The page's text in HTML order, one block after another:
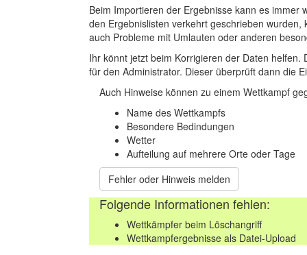
Beim Importieren der Ergebnisse kann es
den Ergebnislisten verkehrt geschrieben
auch Probleme mit Umlauten oder anderen
Ihr könnt jetzt beim Korrigieren der Daten
für den Administrator. Dieser überprüft dann die
Auch Hinweise können zu einem Wettkampf
Name des Wettkampfs
Besondere Bedindungen
Wetter
Aufteilung auf mehrere Orte oder Tage
Fehler oder Hinweis melden
Folgende Informationen fehlen:
Wettkämpfer beim Löschangriff
Wettkampfergebnisse als Datei-Upload